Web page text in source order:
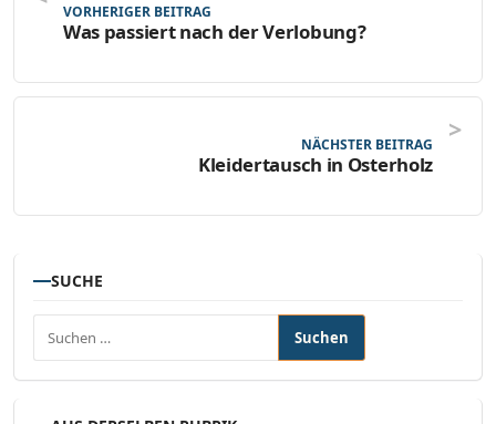
VORHERIGER BEITRAG
Was passiert nach der Verlobung?
NÄCHSTER BEITRAG
Kleidertausch in Osterholz
SUCHE
Suchen nach: